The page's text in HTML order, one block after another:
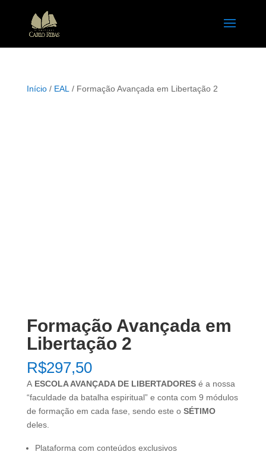
Início/ EAL / Formação Avançada em Libertação 2
Formação Avançada em
Libertação 2
R$297,50
A ESCOLA AVANÇADA DE LIBERTADORESé a nossa
“faculdade da batalha espiritual” e conta com 9 módulos
de formação em cada fase, sendo este o SÉTIMO
deles.
Plataforma com conteúdos exclusivos